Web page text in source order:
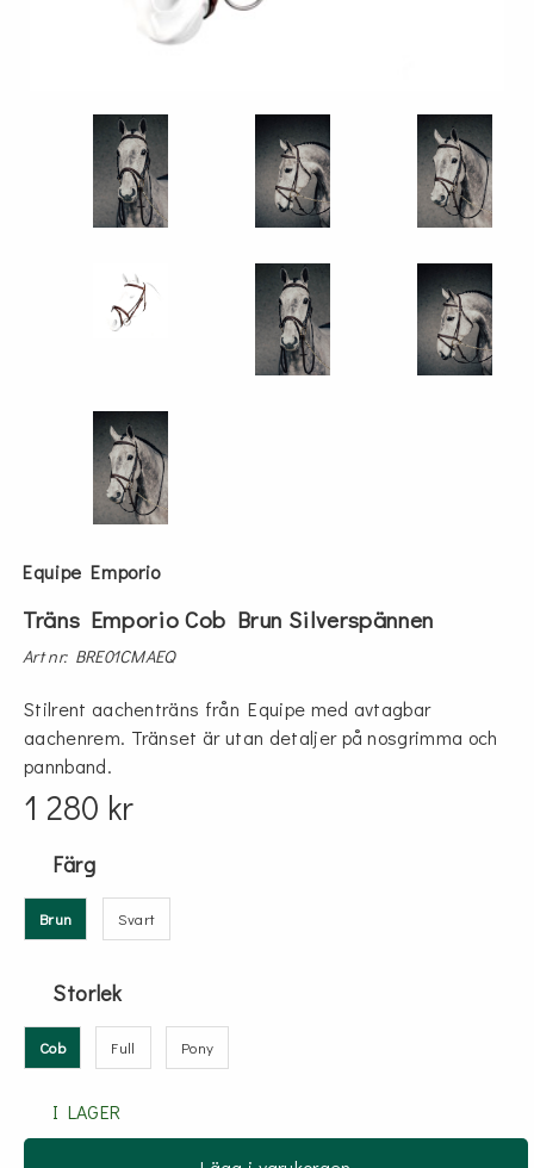
Equipe Emporio
Träns Emporio Cob Brun Silverspännen
Art nr: BRE01CMAEQ
Stilrent aachenträns från Equipe med avtagbar
aachenrem. Tränset är utan detaljer på nosgrimma och
pannband.
1 280 kr
Färg
Brun Svart
Storlek
Cob Full Pony
I LAGER